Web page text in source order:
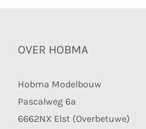
OVER HOBMA
Hobma Modelbouw
Pascalweg 6a
6662NX Elst (Overbetuwe)